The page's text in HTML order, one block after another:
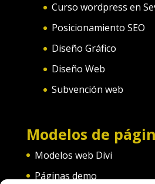
Curso wordpress en
Posicionamiento SEO
Diseño Gráfico
Diseño Web
Subvención web
Modelos de
Modelos web Divi
Páginas demo